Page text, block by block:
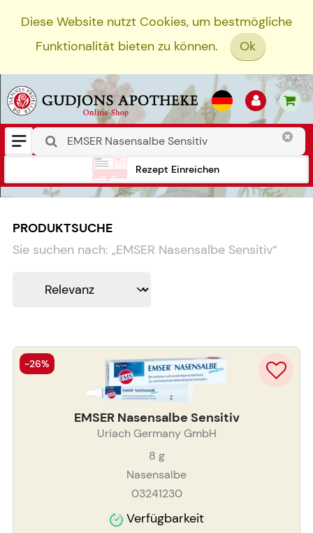
Diese Website nutzt Cookies, um bestmögliche
Funktionalität bieten zu können.
Ok
Rezept Einreichen
PRODUKTSUCHE
Sie suchen nach: „EMSER Nasensalbe Sensitiv“
EMSER Nasensalbe Sensitiv
Uriach Germany GmbH
8 g
Nasensalbe
03241230
Verfügbarkeit
-26%